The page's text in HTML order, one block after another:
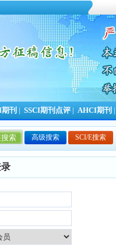
期刊 SSCI期刊点评 AHCI期刊
高级搜索 SCI/E搜索
刊信息 157条，本周累计更新753条